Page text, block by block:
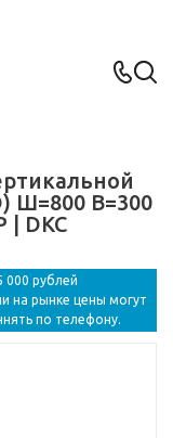
Ш=800 В=300
| DKC
000 рублей
на рынке цены могут
по телефону.